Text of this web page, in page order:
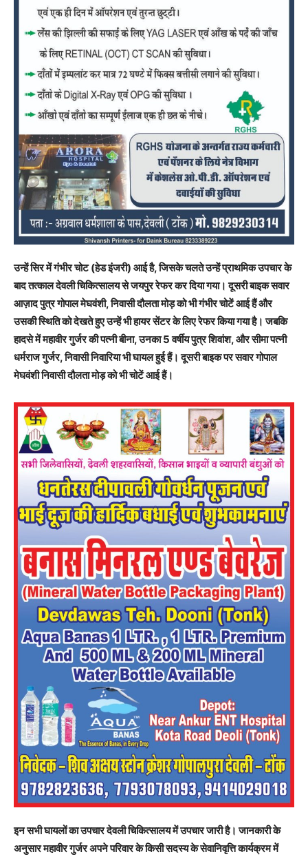
उन्हें सिर में गंभीर चोट (हेड इंजरी) आई है, जिसके चलते उन्हें प्राथमिक उपचार के
बाद तत्काल देवली चिकित्सालय से जयपुर रेफर कर दिया गया।दूसरी बाइक सवार
आज़ाद पुत्र गोपाल मेघवंशी, निवासी दौलता मोड़ को भी गंभीर चोटें आई हैं और
उसकी स्थिति को देखते हुए उन्हें भी हायर सेंटर के लिए रेफर किया गया है। जबकि
हादसे में महावीर गुर्जर की पत्नी बीना, उनका 5 वर्षीय पुत्र शिवांश, और सीमा पत्नी
धर्मराज गुर्जर, निवासी निवारिया भी घायल हुई हैं। दूसरी बाइक पर सवार गोपाल
मेघवंशी निवासी दौलता मोड़ को भी चोटें आई हैं।
इन सभी घायलों का उपचार देवली चिकित्सालय में उपचार जारी है। जानकारी के
अनुसार महावीर गुर्जर अपने परिवार के किसी सदस्य के सेवानिवृत्ति कार्यक्रम में